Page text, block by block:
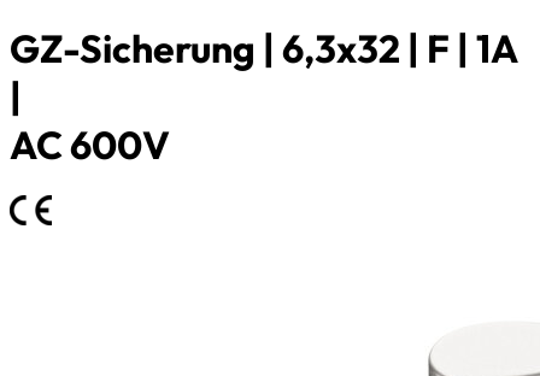
GZ-Sicherung | 6,3x32 | F | 1A
|
AC 600V